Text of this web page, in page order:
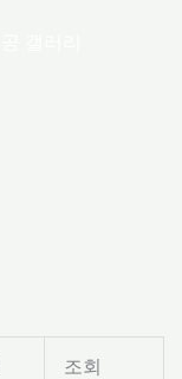
조회